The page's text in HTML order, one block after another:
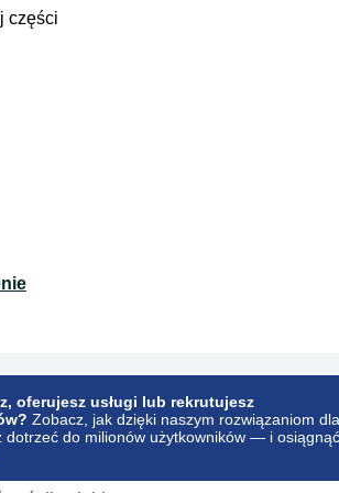
części
oferujesz usługi lub rekrutujesz
Zobacz, jak dzięki naszym rozwiązaniom dla
dotrzeć do milionów użytkowników — i osiągnąć